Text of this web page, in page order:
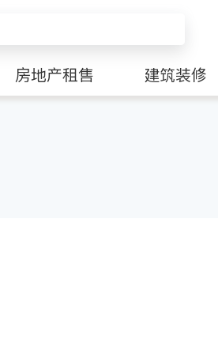
房地产租售 建筑装修